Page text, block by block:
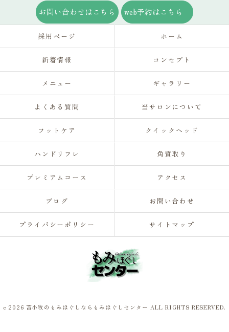
お問い合わせはこちら web予約はこちら
採用ページ ホーム
新着情報 コンセプト
メニュー ギャラリー
よくある質問 当サロンについて
フットケア クイックヘッド
ハンドリフレ 角質取り
プレミアムコース アクセス
ブログ お問い合わせ
プライバシーポリシー サイトマップ
c 2026 苫小牧のもみほぐしならもみほぐしセンター ALL RIGHTS RESERVED.